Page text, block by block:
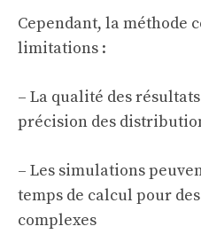
Cependant, la méthode
limitations :
– La qualité des
précision des
– Les simulations
temps de calcul pour
complexes